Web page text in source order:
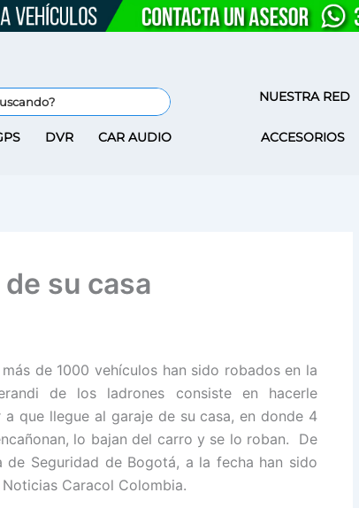
DVR CAR AUDIO
NUESTRA RED
ACCESORIOS
su casa
de 1000 vehículos han sido robados en la
de los ladrones consiste en hacerle
que llegue al garaje de su casa, en donde 4
lo bajan del carro y se lo roban. De
Seguridad de Bogotá, a la fecha han sido
Caracol Colombia.